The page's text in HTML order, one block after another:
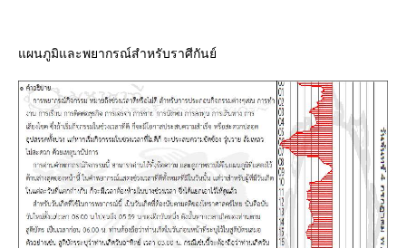
ผนภูมิและพยากรณ์สำหรับราศีกันย์